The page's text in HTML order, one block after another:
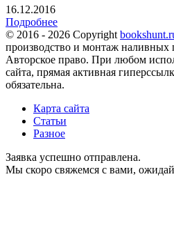
16.12.2016
Подробнее
© 2016 - 2026 Copyright
производство и монтаж наливных
Авторское право. При любом
сайта, прямая активная
обязательна.
Карта сайта
Статьи
Разное
Заявка успешно отправлена.
Мы скоро свяжемся с вами,